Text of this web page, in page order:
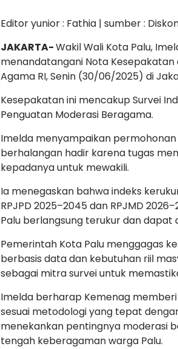
Editor yunior : Fathia | sumber :
JAKARTA-Wakil Wali Kota Palu,
menandatangani Nota
Agama RI, Senin (30/06/2025) di
Kesepakatan ini mencakup Survei
Penguatan Moderasi Beragama.
Imelda menyampaikan permohonan
berhalangan hadir karena tugas
kepadanya untuk mewakili.
Ia menegaskan bahwa indeks
RPJPD 2025–2045 dan RPJMD
Palu berlangsung terukur dan dapat
Pemerintah Kota Palu menggagas
berbasis data dan kebutuhan riil
sebagai mitra survei untuk
Imelda berharap Kemenag
sesuai metodologi yang tepat
menekankan pentingnya moderasi
tengah keberagaman warga Palu.